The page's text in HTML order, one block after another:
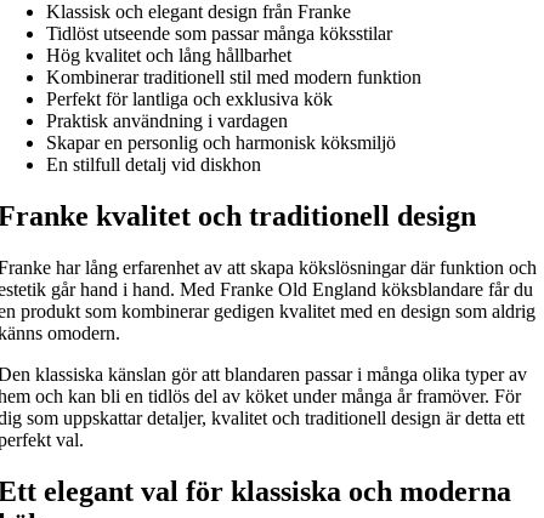
Klassisk och elegant design från Franke
Tidlöst utseende som passar många köksstilar
Hög kvalitet och lång hållbarhet
Kombinerar traditionell stil med modern funktion
Perfekt för lantliga och exklusiva kök
Praktisk användning i vardagen
Skapar en personlig och harmonisk köksmiljö
En stilfull detalj vid diskhon
kvalitet och traditionell design
har lång erfarenhet av att skapa kökslösningar där funktion och
går hand i hand. Med Franke Old England köksblandare får du
produkt som kombinerar gedigen kvalitet med en design som aldrig
omodern.
klassiska känslan gör att blandaren passar i många olika typer av
och kan bli en tidlös del av köket under många år framöver. För
som uppskattar detaljer, kvalitet och traditionell design är detta ett
val.
elegant val för klassiska och moderna